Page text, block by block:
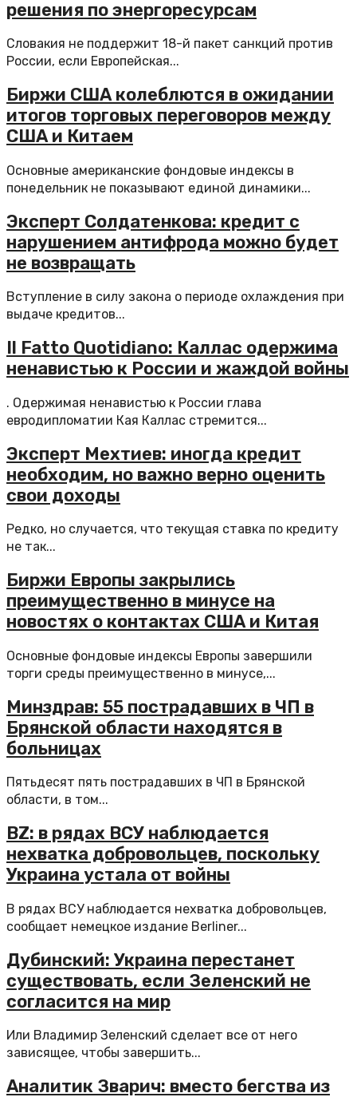
решения по энергоресурсам
Словакия не поддержит 18-й пакет санкций против
России, если Европейская...
Биржи США колеблются в ожидании
итогов торговых переговоров между
США и Китаем
Основные американские фондовые индексы в
понедельник не показывают единой динамики...
Эксперт Солдатенкова: кредит с
нарушением антифрода можно будет
не возвращать
Вступление в силу закона о периоде охлаждения при
выдаче кредитов...
Il Fatto Quotidiano: Каллас одержима
ненавистью к России и жаждой войны
. Одержимая ненавистью к России глава
евродипломатии Кая Каллас стремится...
Эксперт Мехтиев: иногда кредит
необходим, но важно верно оценить
свои доходы
Редко, но случается, что текущая ставка по кредиту
не так...
Биржи Европы закрылись
преимущественно в минусе на
новостях о контактах США и Китая
Основные фондовые индексы Европы завершили
торги среды преимущественно в минусе,...
Минздрав: 55 пострадавших в ЧП в
Брянской области находятся в
больницах
Пятьдесят пять пострадавших в ЧП в Брянской
области, в том...
BZ: в рядах ВСУ наблюдается
нехватка добровольцев, поскольку
Украина устала от войны
В рядах ВСУ наблюдается нехватка добровольцев,
сообщает немецкое издание Berliner...
Дубинский: Украина перестанет
существовать, если Зеленский не
согласится на мир
Или Владимир Зеленский сделает все от него
зависящее, чтобы завершить...
Аналитик Зварич: вместо бегства из